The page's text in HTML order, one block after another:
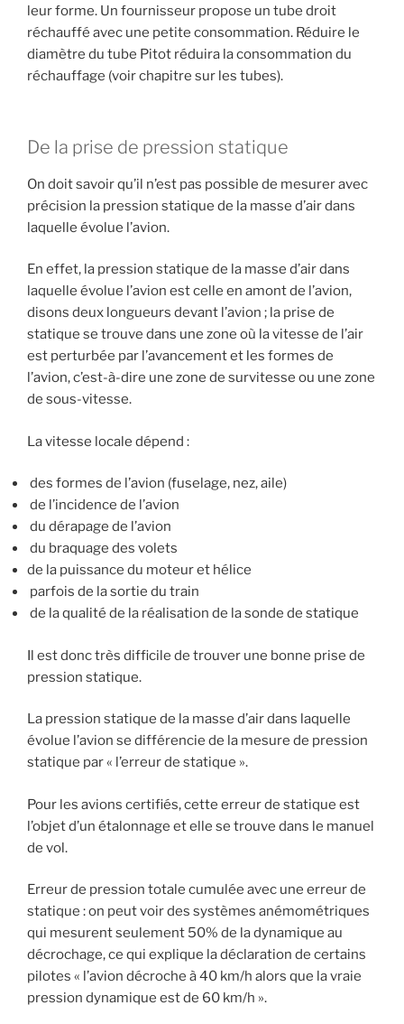
leur forme. Un fournisseur propose un tube droit
réchauffé avec une petite consommation. Réduire le
diamètre du tube Pitot réduira la consommation du
réchauffage (voir chapitre sur les tubes).
De la prise de pression statique
On doit savoir qu’il n’est pas possible de mesurer avec
précision la pression statique de la masse d’air dans
laquelle évolue l’avion.
En effet, la pression statique de la masse d’air dans
laquelle évolue l’avion est celle en amont de l’avion,
disons deux longueurs devant l’avion ; la prise de
statique se trouve dans une zone où la vitesse de l’air
est perturbée par l’avancement et les formes de
l’avion, c’est-à-dire une zone de survitesse ou une zone
de sous-vitesse.
La vitesse locale dépend :
des formes de l’avion (fuselage, nez, aile)
de l’incidence de l’avion
du dérapage de l’avion
du braquage des volets
de la puissance du moteur et hélice
parfois de la sortie du train
de la qualité de la réalisation de la sonde de statique
Il est donc très difficile de trouver une bonne prise de
pression statique.
La pression statique de la masse d’air dans laquelle
évolue l’avion se différencie de la mesure de pression
statique par « l’erreur de statique ».
Pour les avions certifiés, cette erreur de statique est
l’objet d’un étalonnage et elle se trouve dans le manuel
de vol.
Erreur de pression totale cumulée avec une erreur de
statique : on peut voir des systèmes anémométriques
qui mesurent seulement 50% de la dynamique au
décrochage, ce qui explique la déclaration de certains
pilotes « l’avion décroche à 40 km/h alors que la vraie
pression dynamique est de 60 km/h ».